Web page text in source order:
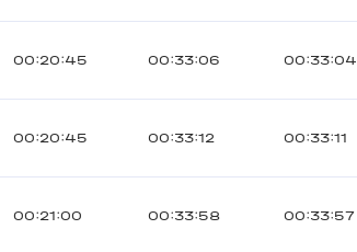
00:20:45 00:33:06 00:33:04
00:20:45 00:33:12 00:33:11
00:21:00 00:33:58 00:33:57